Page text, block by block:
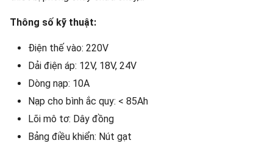
Thông số kỹ thuật:
Điện thế vào: 220V
Dải điện áp: 12V, 18V, 24V
Dòng nạp: 10A
Nạp cho bình ắc quy: < 85Ah
Lõi mô tơ: Dây đồng
Bảng điều khiển: Nút gạt